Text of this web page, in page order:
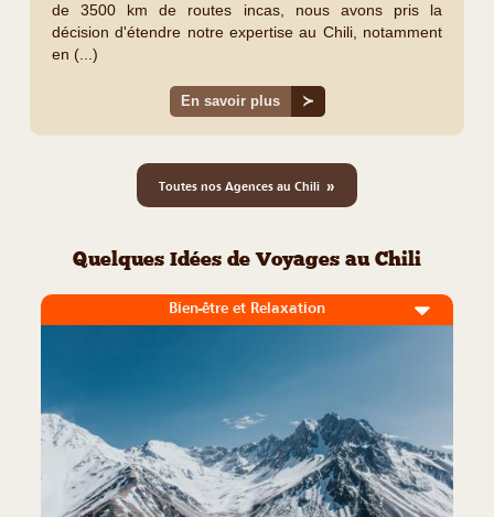
de 3500 km de routes incas, nous avons pris la
décision d'étendre notre expertise au Chili, notamment
en (...)
En savoir plus ≻
Toutes nos Agences au Chili »
Quelques Idées de Voyages au Chili
Bien-être et Relaxation